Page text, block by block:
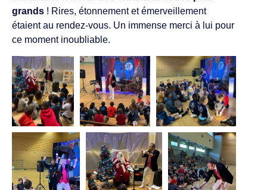
grands ! Rires, étonnement et émerveillement
étaient au rendez-vous. Un immense merci à lui pour
ce moment inoubliable.